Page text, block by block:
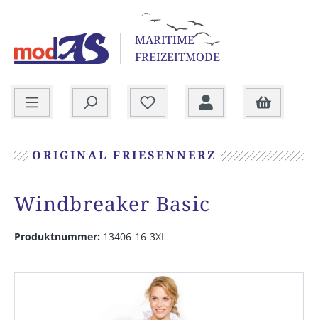
MARITIME
FREIZEITMODE
ORIGINAL FRIESENNERZ
Windbreaker Basic
Produktnummer: 13406-16-3XL